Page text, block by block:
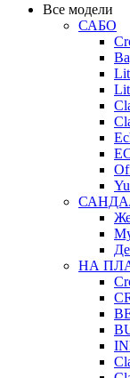
Все модели
САБО
НА